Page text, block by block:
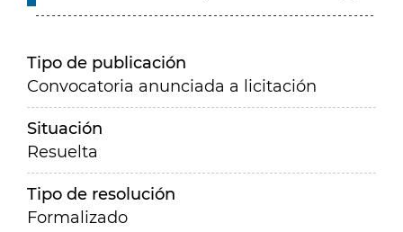
Tipo de publicación
Convocatoria anunciada a licitación
Situación
Resuelta
Tipo de resolución
Formalizado